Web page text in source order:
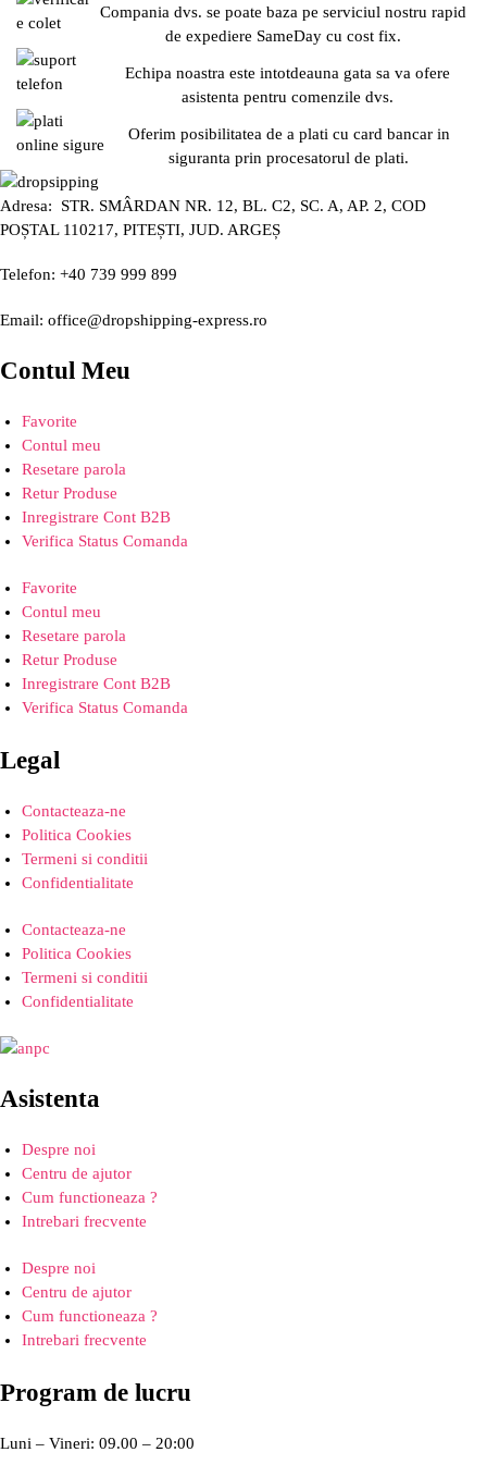
Compania dvs. se poate baza pe serviciul nostru rapid
de expediere SameDay cu cost fix.
Echipa noastra este intotdeauna gata sa va ofere
asistenta pentru comenzile dvs.
Oferim posibilitatea de a plati cu card bancar in
siguranta prin procesatorul de plati.
Adresa: STR. SMÂRDAN NR. 12, BL. C2, SC. A, AP. 2, COD
POȘTAL 110217, PITEȘTI, JUD. ARGEȘ
Telefon: +40 739 999 899
Email: office@dropshipping-express.ro
Contul Meu
Favorite
Contul meu
Resetare parola
Retur Produse
Inregistrare Cont B2B
Verifica Status Comanda
Favorite
Contul meu
Resetare parola
Retur Produse
Inregistrare Cont B2B
Verifica Status Comanda
Legal
Contacteaza-ne
Politica Cookies
Termeni si conditii
Confidentialitate
Contacteaza-ne
Politica Cookies
Termeni si conditii
Confidentialitate
Asistenta
Despre noi
Centru de ajutor
Cum functioneaza ?
Intrebari frecvente
Despre noi
Centru de ajutor
Cum functioneaza ?
Intrebari frecvente
Program de lucru
Luni – Vineri: 09.00 – 20:00